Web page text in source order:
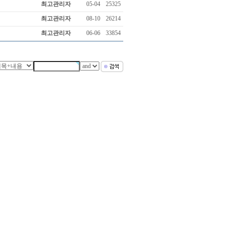
최고관리자 05-04 25325
최고관리자 08-10 26214
최고관리자 06-06 33854